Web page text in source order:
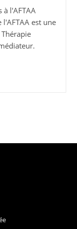
à l'AFTAA
l'AFTAA est une